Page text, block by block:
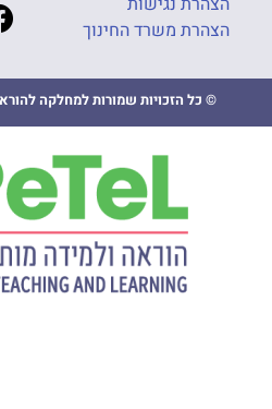
הצהרת משרד החינוך
© כל הזכויות שמורות למחלקה